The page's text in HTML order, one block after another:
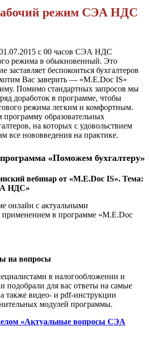
режим СЭА НДС
с 00 часов СЭА НДС
режима в обыкновенный. Это
заставляет беспокоиться бухгалтеров
Вас заверить — «M.E.Doc IS»
Помимо стандартных запросов мы
доработок в программе, чтобы
режима легким и комфортным.
образовательных
на которых с удовольствием
все нововведения на практике.
«Поможем бухгалтеру»
вебинар от «M.E.Doc IS». Тема:
НДС»
онлайн с актуальными
в программе «M.E.Doc
на вопросы
в налогообложении и
подобрали для вас ответы на самые
также видео- и pdf-инструкции
модулей программы.
«Актуальные вопросы СЭА